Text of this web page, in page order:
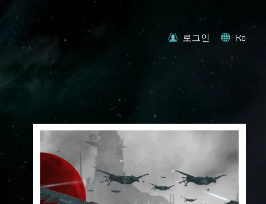
로그인 Ko